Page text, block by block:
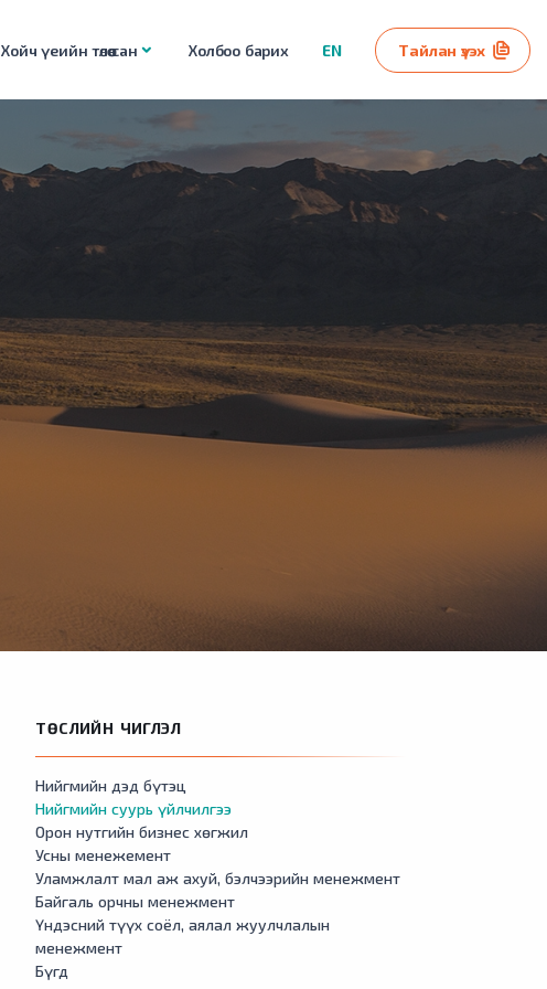
Хойч үеийн төлөө сан Холбоо барих EN Тайлан үзэх
ТӨСЛИЙН ЧИГЛЭЛ
Нийгмийн дэд бүтэц
Нийгмийн суурь үйлчилгээ
Орон нутгийн бизнес хөгжил
Усны менежемент
Уламжлалт мал аж ахуй, бэлчээрийн менежмент
Байгаль орчны менежмент
Үндэсний түүх соёл, аялал жуулчлалын
менежмент
Бүгд